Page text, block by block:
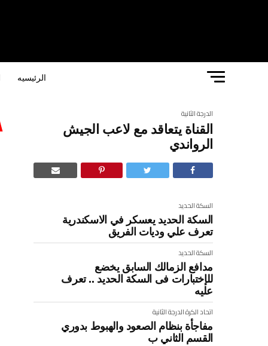
الرئيسيه
الدرجة الثانية
القناة يتعاقد مع لاعب الجيش
الرواندي
السكة الحديد
السكة الحديد يعسكر في الاسكندرية
تعرف علي وديات الفريق
السكة الحديد
مدافع الزمالك السابق يخضع
للإختبارات فى السكة الحديد .. تعرف
عليه
اتحاد الكرةالدرجة الثانية
مفاجأة بنظام الصعود والهبوط بدوري
القسم الثاني ب